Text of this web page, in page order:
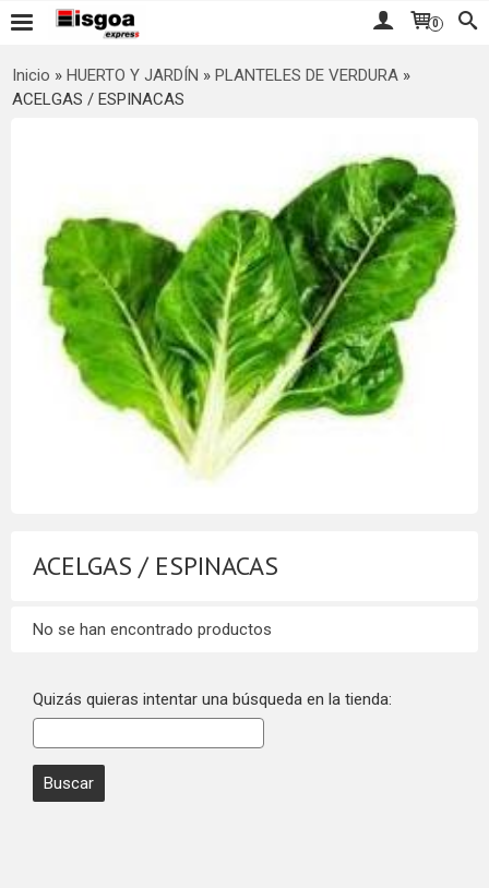
0
Inicio » HUERTO Y JARDÍN » PLANTELES DE VERDURA »
ACELGAS / ESPINACAS
ACELGAS / ESPINACAS
No se han encontrado productos
Quizás quieras intentar una búsqueda en la tienda: